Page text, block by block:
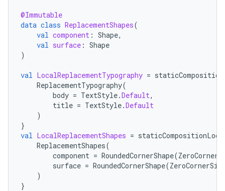
@Immutable
data class ReplacementShapes(
val component : Shape,
val surface : Shape
)
val LocalReplacementTypography =
ReplacementTypography(
body = TextStyle.Default,
title = TextStyle.Default
)
}
val LocalReplacementShapes =
ReplacementShapes(
component = RoundedCornerShape(
surface = RoundedCornerShape(
)
}